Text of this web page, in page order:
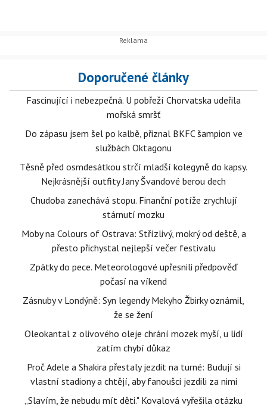
Doporučené články
Fascinující i nebezpečná. U pobřeží Chorvatska udeřila
mořská smršť
Do zápasu jsem šel po kalbě, přiznal BKFC šampion ve
službách Oktagonu
Těsně před osmdesátkou strčí mladší kolegyně do kapsy.
Nejkrásnější outfity Jany Švandové berou dech
Chudoba zanechává stopu. Finanční potíže zrychlují
stárnutí mozku
Moby na Colours of Ostrava: Střízlivý, mokrý od deště, a
přesto přichystal nejlepší večer festivalu
Zpátky do pece. Meteorologové upřesnili předpověď
počasí na víkend
Zásnuby v Londýně: Syn legendy Mekyho Žbirky oznámil,
že se žení
Oleokantal z olivového oleje chrání mozek myší, u lidí
zatím chybí důkaz
Proč Adele a Shakira přestaly jezdit na turné: Budují si
vlastní stadiony a chtějí, aby fanoušci jezdili za nimi
„Slavím, že nebudu mít děti." Kovalová vyřešila otázku